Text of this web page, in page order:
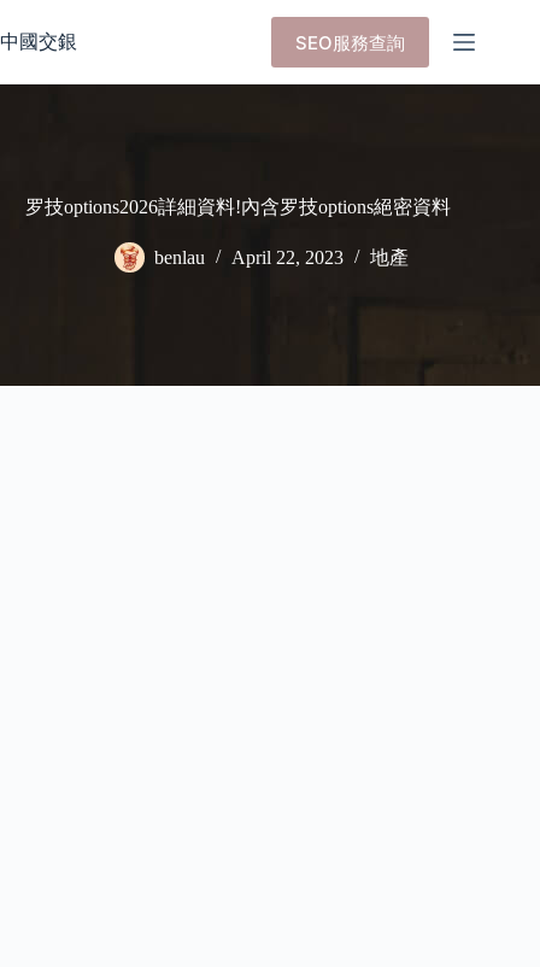
to
content
中國交銀 SEO服務查詢
罗技options2026詳細資料!內含罗技options絕密資料
benlau April 22, 2023 地產